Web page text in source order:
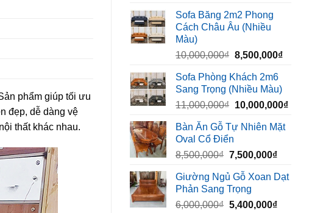
là:
14,500,000₫.
Sofa Băng 2m2 Phong
Cách Châu Âu (Nhiều
Màu)
10,000,000₫ Giá
là:
10,000,000₫.
8,500,000₫Giá
là:
Sofa Phòng Khách 2m6
Sang Trọng (Nhiều Màu)
11,000,000₫ Giá
là:
10,000,000₫Giá
Bàn Ăn Gỗ Tự Nhiên Mặt
Oval Cổ Điển
8,500,000₫ Giá
là:
8,500,000₫.
7,500,000₫Giá
tại
Giường Ngủ Gỗ Xoan Dạt
Phản Sang Trọng
6,000,000₫ Giá
5,400,000₫Giá
phẩm giúp tối ưu
đẹp, dễ dàng vệ
thất khác nhau.